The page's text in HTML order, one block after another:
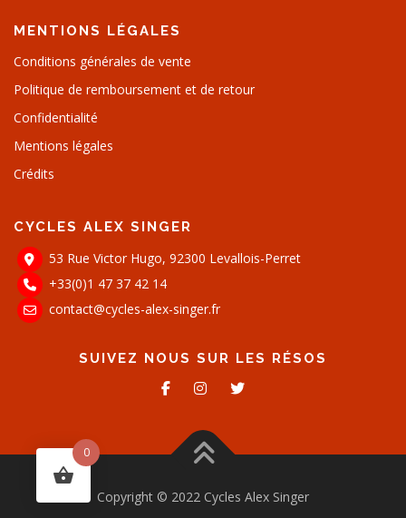
MENTIONS LÉGALES
Conditions générales de vente
Politique de remboursement et de retour
Confidentialité
Mentions légales
Crédits
CYCLES ALEX SINGER
53 Rue Victor Hugo, 92300 Levallois-Perret
+33(0)1 47 37 42 14
contact@cycles-alex-singer.fr
SUIVEZ NOUS SUR LES RÉSOS
Copyright © 2022 Cycles Alex Singer
0